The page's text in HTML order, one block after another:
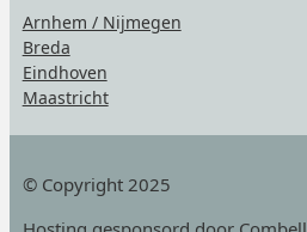
Arnhem / Nijmegen
Breda
Eindhoven
Maastricht
© Copyright 2025